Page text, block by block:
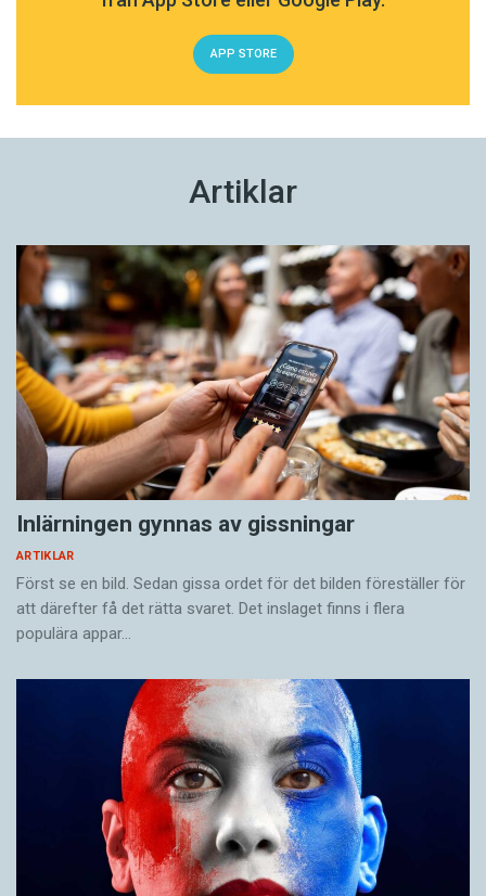
APP STORE
Artiklar
Inlärningen gynnas av gissningar
ARTIKLAR
Först se en bild. Sedan gissa ordet för det bilden föreställer för
att därefter få det rätta svaret. Det inslaget finns i flera
populära appar…